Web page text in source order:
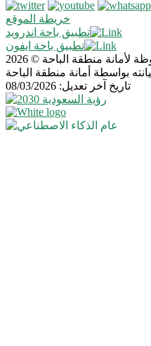
خريطة الموقع
تطبيق باحة اندرويد
تطبيق باحة ايفون
منطقة الباحة © 2026
بواسطة أمانة منطقة الباحة
تاريخ آخر تعديل: 08/03/2026